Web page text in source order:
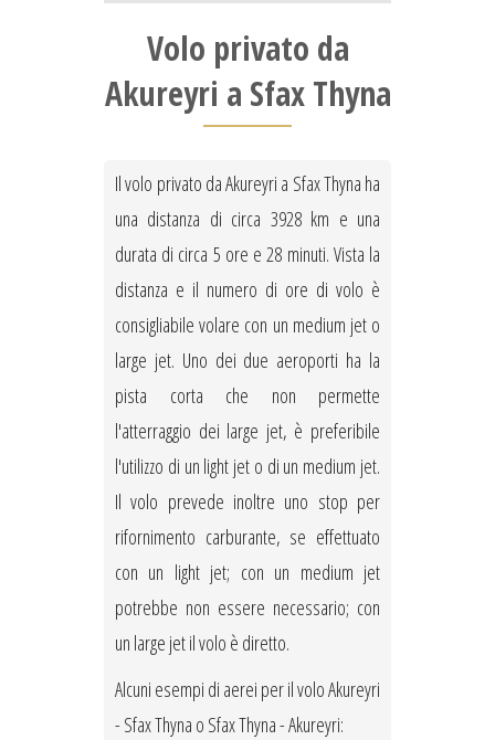
Volo privato da
Akureyri a Sfax Thyna
Il volo privato da Akureyri a Sfax Thyna ha
una distanza di circa 3928 km e una
durata di circa 5 ore e 28 minuti. Vista la
distanza e il numero di ore di volo è
consigliabile volare con un medium jet o
large jet. Uno dei due aeroporti ha la
pista corta che non permette
l'atterraggio dei large jet, è preferibile
l'utilizzo di un light jet o di un medium jet.
Il volo prevede inoltre uno stop per
rifornimento carburante, se effettuato
con un light jet; con un medium jet
potrebbe non essere necessario; con
un large jet il volo è diretto.
Alcuni esempi di aerei per il volo Akureyri
- Sfax Thyna o Sfax Thyna - Akureyri: